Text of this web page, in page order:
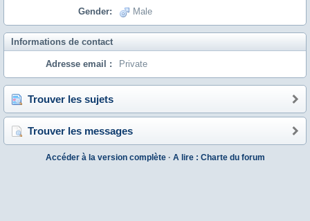
Gender: Male
Informations de contact
Adresse email : Private
Trouver les sujets
Trouver les messages
Accéder à la version complète· A lire : Charte du forum